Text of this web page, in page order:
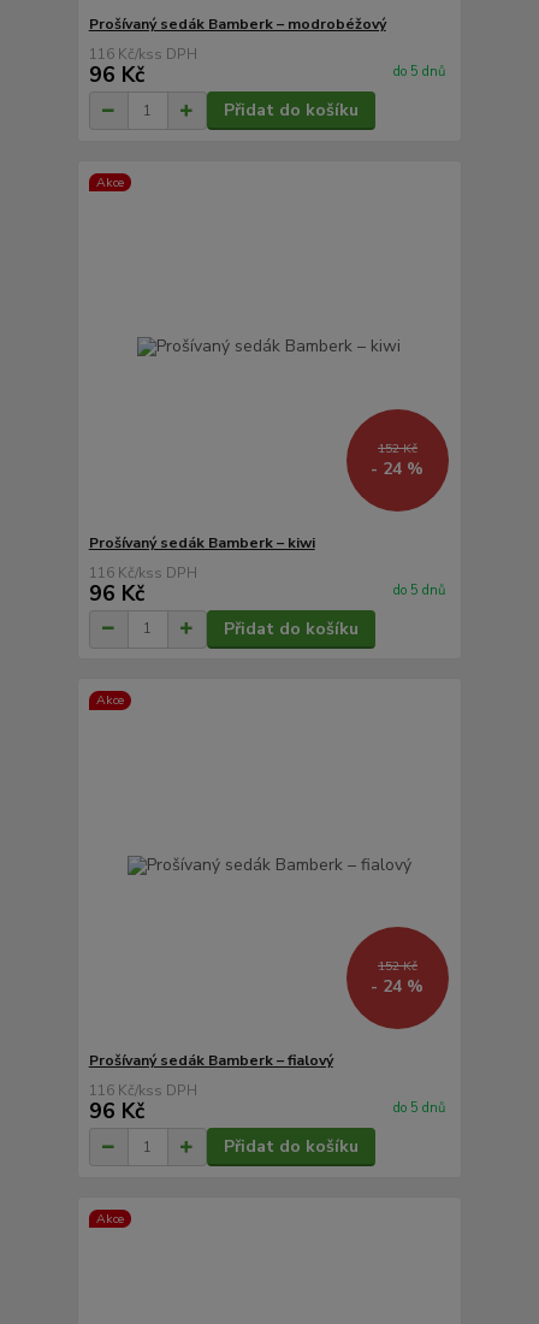
Prošívaný sedák Bamberk – modrobéžový
116 Kč/ks
96 Kč do 5 dnů
Přidat do košíku
Akce
152 Kč
- 24 %
Prošívaný sedák Bamberk – kiwi
116 Kč/ks
96 Kč do 5 dnů
Přidat do košíku
Akce
152 Kč
- 24 %
Prošívaný sedák Bamberk – fialový
116 Kč/ks
96 Kč do 5 dnů
Přidat do košíku
Akce